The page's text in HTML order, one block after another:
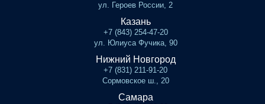
ул. Героев России, 2
Казань
+7 (843) 254-47-20
ул. Юлиуса Фучика, 90
Нижний Новгород
+7 (831) 211-91-20
Сормовское ш., 20
Самара